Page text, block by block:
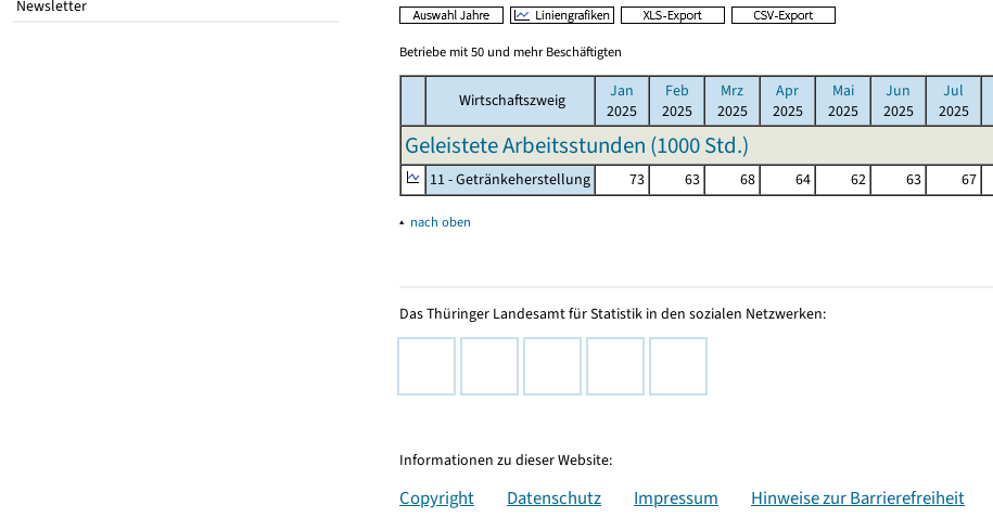
Newsletter
Betriebe mit 50 und mehr Beschäftigten
Wirtschaftszweig
Jan
2025
Feb
2025
Mrz
2025
Apr
2025
Mai
2025
Jun
2025
Jul
2025
Geleistete Arbeitsstunden (1000 Std.)
11 - Getränkeherstellung 73 63 68 64 62 63 67
▴ nach oben
Das Thüringer Landesamt für Statistik in den sozialen Netzwerken:
Informationen zu dieser Website:
Copyright Datenschutz Impressum Hinweise zur Barrierefreiheit